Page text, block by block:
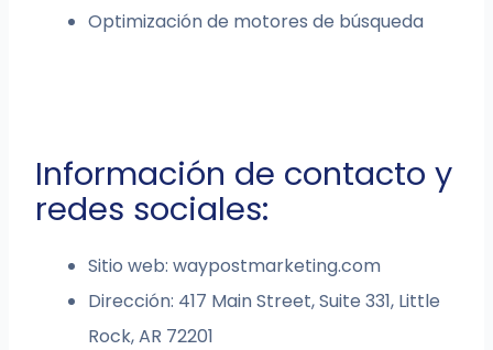
Optimización de motores de búsqueda
Información de contacto y
redes sociales:
Sitio web: waypostmarketing.com
Dirección: 417 Main Street, Suite 331, Little
Rock, AR 72201